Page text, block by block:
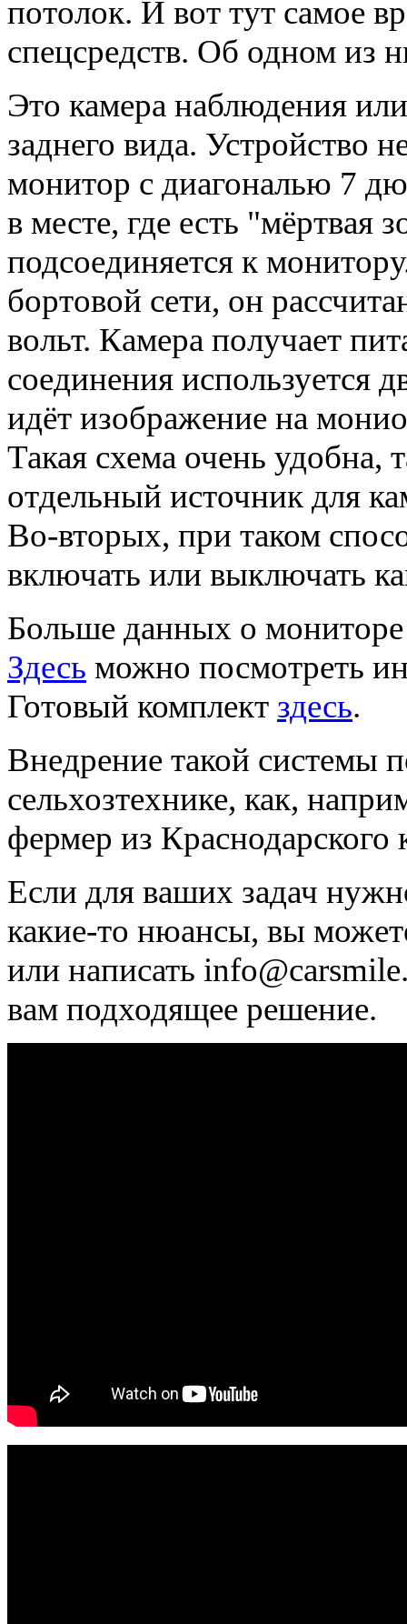
потолок. И вот тут самое
спецсредств. Об одном из
Это камера наблюдения
заднего вида. Устройство
монитор с диагональю 7
в месте, где есть "мёртвая
подсоединяется к
бортовой сети, он
вольт. Камера получает
соединения используется
идёт изображение на
Такая схема очень удобна,
отдельный источник для
Во-вторых, при таком
включать или выключать
Больше данных о
Здесь можно посмотреть
Готовый комплект здесь.
Внедрение такой системы
сельхозтехнике, как,
фермер из Краснодарского
Если для ваших задач
какие-то нюансы, вы
или написать
вам подходящее решение.